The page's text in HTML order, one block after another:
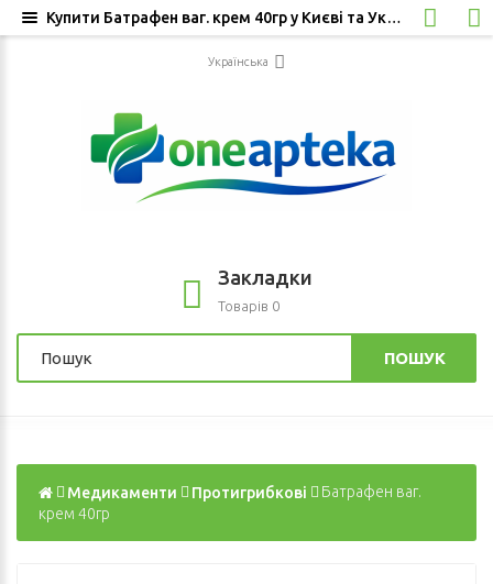
Українська
Закладки
Товарів 0
ПОШУК
Медикаменти Протигрибкові
Батрафен ваг.
крем 40гр
Купити Батрафен ваг. крем 40гр у Києві та Україні, ціна та відгуки. Доставка з Європи